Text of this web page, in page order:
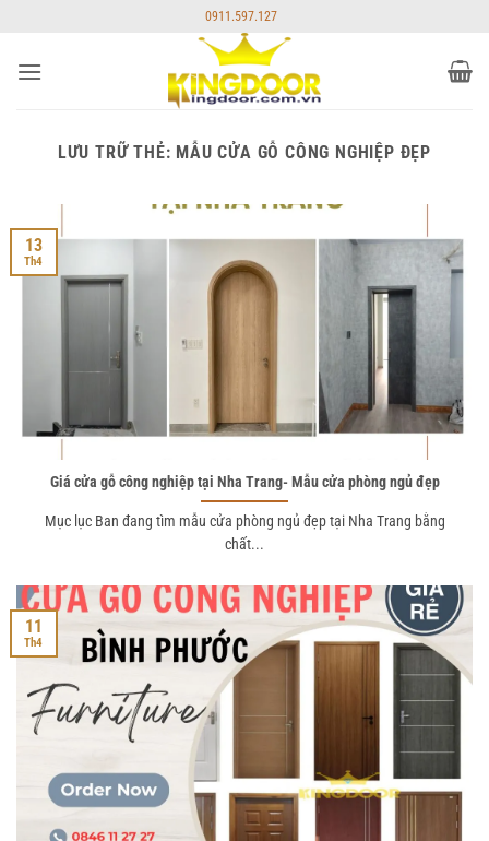
nội
0911.597.127
LƯU TRỮ THẺ: MẪU CỬA GỖ CÔNG NGHIỆP ĐẸP
Giá cửa gỗ công nghiệp tại Nha Trang- Mẫu cửa phòng ngủ đẹp
Mục lục Ban đang tìm mẫu cửa phòng ngủ đẹp tại Nha Trang bằng
chất...
13
Th4
11
Th4